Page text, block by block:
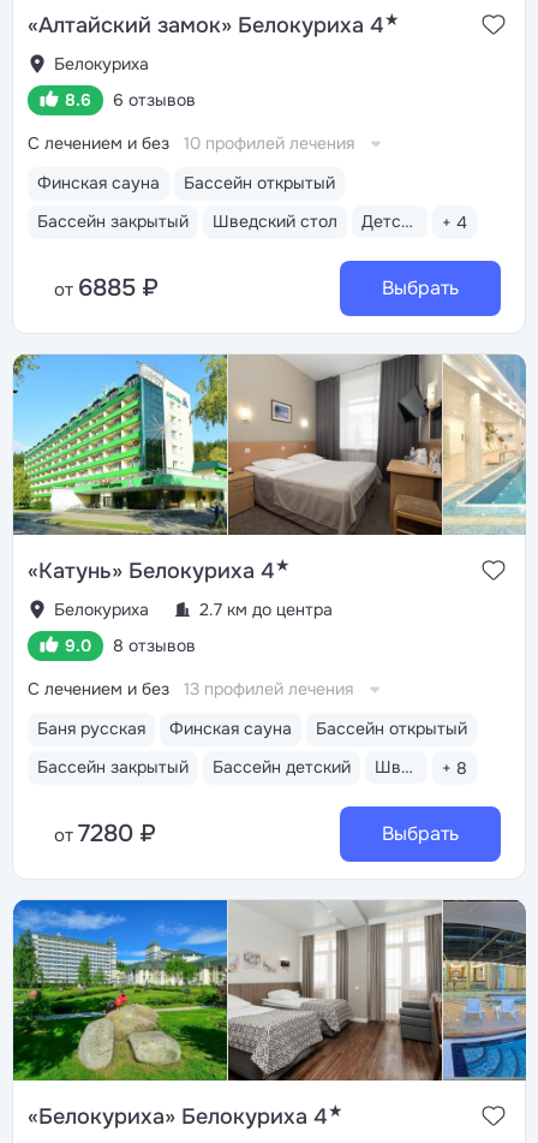
«Алтайский замок» Белокуриха 4★
Белокуриха
8.6
6 отзывов
Финская сауна
Бассейн открытый
Бассейн закрытый
Шведский стол Детская анимация + 4
С лечением и без 10 профилей лечения
от 6885 ₽ Выбрать
«Катунь» Белокуриха 4★
Белокуриха
2.7 км до центра
9.0
8 отзывов
Баня русская Финская сауна
Бассейн открытый
Бассейн закрытый
Бассейн детский Шведский стол + 8
С лечением и без 13 профилей лечения
от 7280 ₽ Выбрать
«Белокуриха» Белокуриха 4★